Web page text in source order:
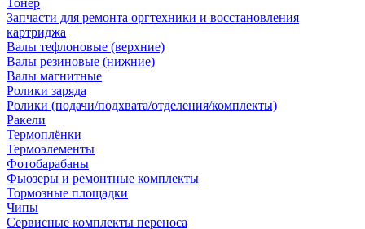
Тонер
Запчасти для ремонта оргтехники и восстановления
картриджа
Валы тефлоновые (верхние)
Валы резиновые (нижние)
Валы магнитные
Ролики заряда
Ролики (подачи/подхвата/отделения/комплекты)
Ракели
Термоплёнки
Термоэлементы
Фотобарабаны
Фьюзеры и ремонтные комплекты
Тормозные площадки
Чипы
Сервисные комплекты переноса